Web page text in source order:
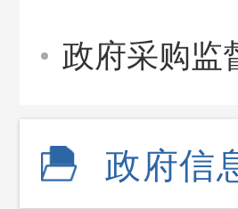
政府采购监
政府信